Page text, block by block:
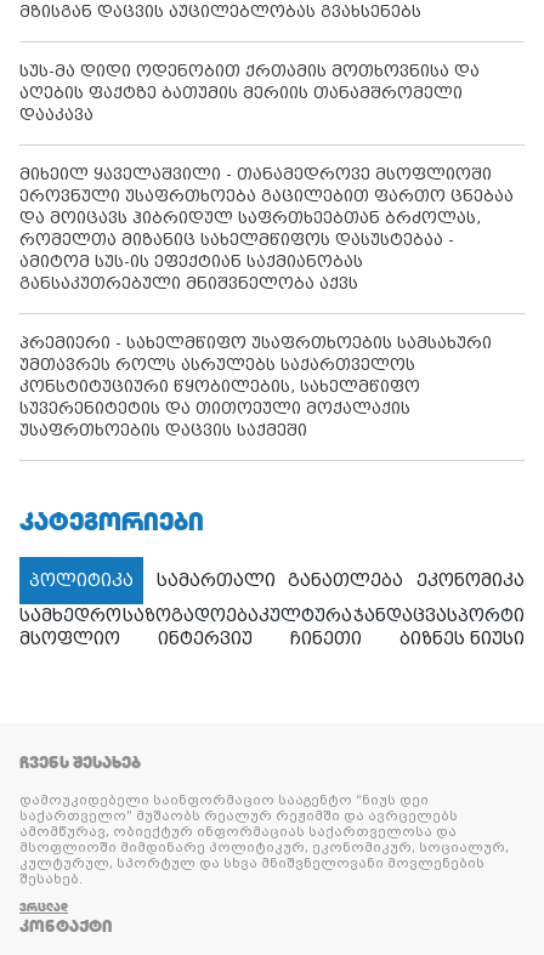
მზისგან დაცვის აუცილებლობას გვახსენებს
სუს-მა დიდი ოდენობით ქრთამის მოთხოვნისა და
აღების ფაქტზე ბათუმის მერიის თანამშრომელი
დააკავა
მიხეილ ყაველაშვილი - თანამედროვე მსოფლიოში
ეროვნული უსაფრთხოება გაცილებით ფართო ცნებაა
და მოიცავს ჰიბრიდულ საფრთხეებთან ბრძოლას,
რომელთა მიზანიც სახელმწიფოს დასუსტებაა -
ამიტომ სუს-ის ეფექტიან საქმიანობას
განსაკუთრებული მნიშვნელობა აქვს
პრემიერი - სახელმწიფო უსაფრთხოების სამსახური
უმთავრეს როლს ასრულებს საქართველოს
კონსტიტუციური წყობილების, სახელმწიფო
სუვერენიტეტის და თითოეული მოქალაქის
უსაფრთხოების დაცვის საქმეში
ᲙᲐᲢᲔᲒᲝᲠᲘᲔᲑᲘ
პოლიტიკა სამართალი განათლება
ეკონომიკა
სამხედროსაზოგადოებაკულტურაჯანდაცვასპორტი
მსოფლიო
ინტერვიუ ჩინეთი ბიზნეს ნიუსი
ᲩᲕᲔᲜᲡ ᲨᲔᲡᲐᲮᲔᲑ
დამოუკიდებელი საინფორმაციო სააგენტო “ნიუს დეი
საქართველო” მუშაობს რეალურ რეჟიმში და ავრცელებს
ამომწურავ, ობიექტურ ინფორმაციას საქართველოსა და
მსოფლიოში მიმდინარე პოლიტიკურ, ეკონომიკურ, სოციალურ,
კულტურულ, სპორტულ და სხვა მნიშვნელოვანი მოვლენების
შესახებ.
ᲕᲠᲪᲚᲐᲓ
ᲙᲝᲜᲢᲐᲥᲢᲘ